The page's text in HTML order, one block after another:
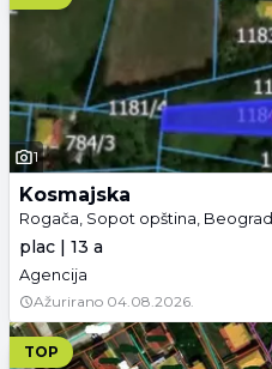
1
Kosmajska
Rogača, Sopot opština, Beograd
plac | 13 a
Agencija
Ažurirano 04.08.2026.
TOP